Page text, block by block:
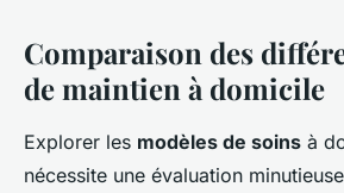
Comparaison des
de maintien à domicile
Explorer les modèles de soins à
nécessite une évaluation